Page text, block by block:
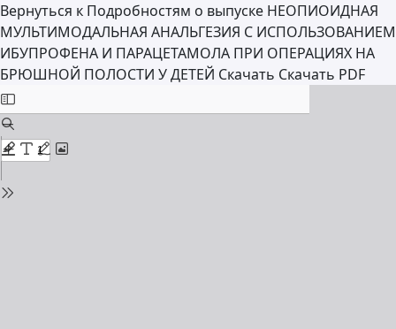
Вернуться к Подробностям о выпуске НЕОПИОИДНАЯ
МУЛЬТИМОДАЛЬНАЯ АНАЛЬГЕЗИЯ С ИСПОЛЬЗОВАНИЕМ
ИБУПРОФЕНА И ПАРАЦЕТАМОЛА ПРИ ОПЕРАЦИЯХ НА
БРЮШНОЙ ПОЛОСТИ У ДЕТЕЙ Скачать Скачать PDF